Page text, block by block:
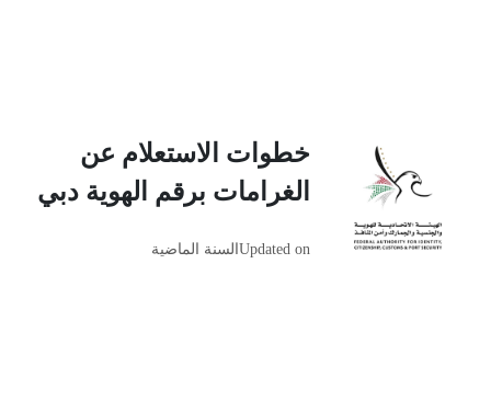
خطوات الاستعلام عن
الغرامات برقم الهوية دبي
Updated onالسنة الماضية